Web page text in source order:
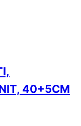
40+5CM